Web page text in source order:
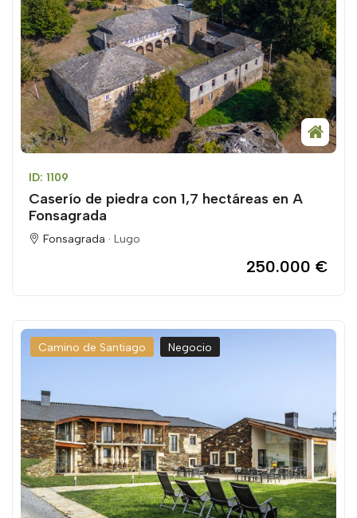
ID: 1109
Caserío de piedra con 1,7 hectáreas en A
Fonsagrada
Fonsagrada · Lugo
250.000 €
Camino de Santiago Negocio